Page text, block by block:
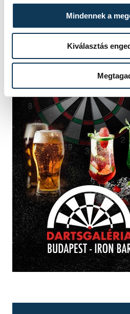
Mindennek a
Kiválasztás